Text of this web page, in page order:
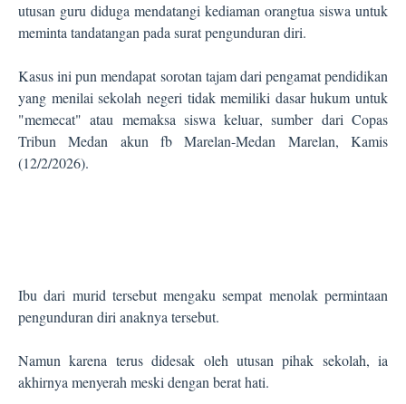
utusan guru diduga mendatangi kediaman orangtua siswa untuk
meminta tandatangan pada surat pengunduran diri.
Kasus ini pun mendapat sorotan tajam dari pengamat pendidikan
yang menilai sekolah negeri tidak memiliki dasar hukum untuk
"memecat" atau memaksa siswa keluar, sumber dari Copas
Tribun Medan akun fb Marelan-Medan Marelan, Kamis
(12/2/2026).
Ibu dari murid tersebut mengaku sempat menolak permintaan
pengunduran diri anaknya tersebut.
Namun karena terus didesak oleh utusan pihak sekolah, ia
akhirnya menyerah meski dengan berat hati.